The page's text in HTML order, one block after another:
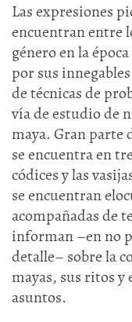
Las expresiones
encuentran entre
género en la
por sus
de técnicas de
vía de estudio de
maya. Gran parte
se encuentra en
códices y las
se encuentran
acompañadas de
informan –en no
detalle– sobre la
mayas, sus ritos
asuntos.